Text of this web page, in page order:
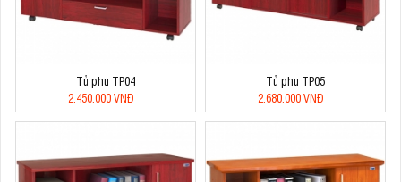
Tủ phụ TP04
2.450.000 VNĐ
Tủ phụ TP05
2.680.000 VNĐ